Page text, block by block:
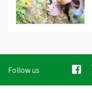
Follow us